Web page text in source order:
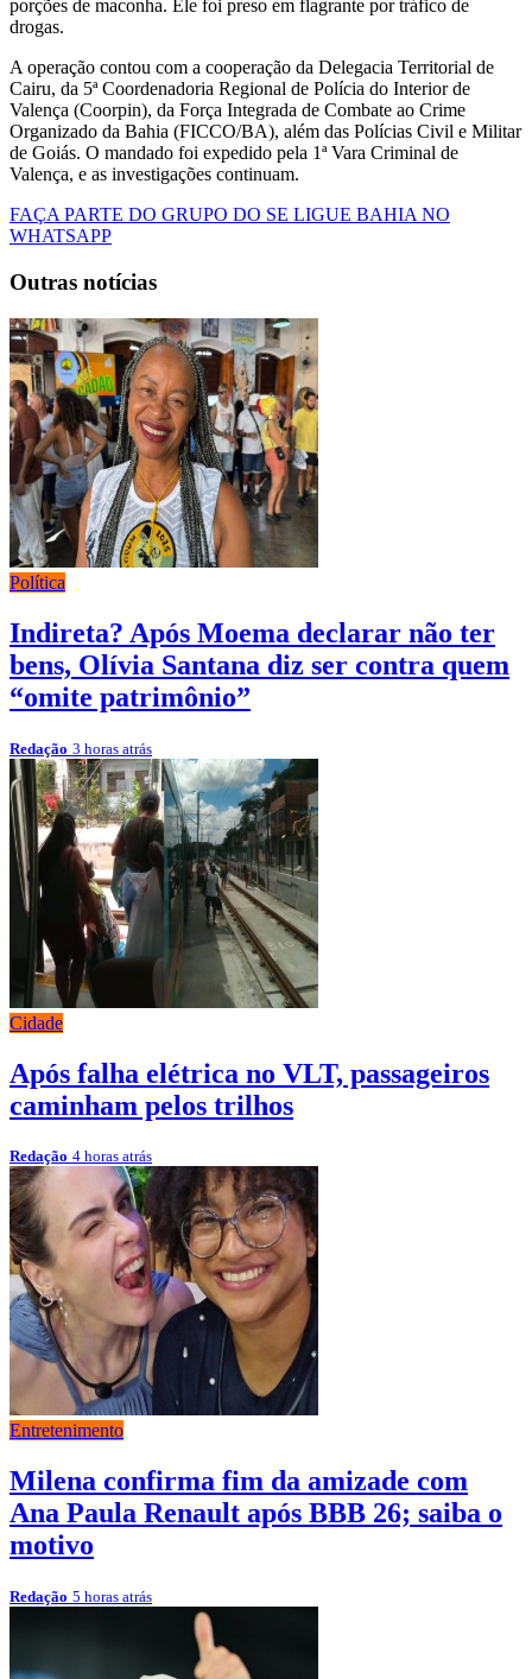
porções de maconha. Ele foi preso em flagrante por tráfico de
drogas.
A operação contou com a cooperação da Delegacia Territorial de
Cairu, da 5ª Coordenadoria Regional de Polícia do Interior de
Valença (Coorpin), da Força Integrada de Combate ao Crime
Organizado da Bahia (FICCO/BA), além das Polícias Civil e Militar
de Goiás. O mandado foi expedido pela 1ª Vara Criminal de
Valença, e as investigações continuam.
FAÇA PARTE DO GRUPO DO SE LIGUE BAHIA NO
WHATSAPP
Outras notícias
Política
Indireta? Após Moema declarar não ter
bens, Olívia Santana diz ser contra quem
“omite patrimônio”
Redação 3 horas atrás
Cidade
Após falha elétrica no VLT, passageiros
caminham pelos trilhos
Redação 4 horas atrás
Entretenimento
Milena confirma fim da amizade com
Ana Paula Renault após BBB 26; saiba o
motivo
Redação 5 horas atrás